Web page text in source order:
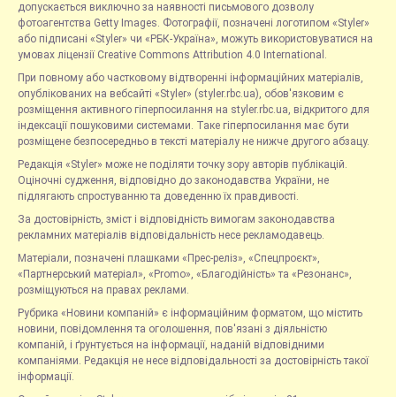
допускається виключно за наявності письмового дозволу
фотоагентства Getty Images. Фотографії, позначені логотипом «Styler»
або підписані «Styler» чи «РБК-Україна», можуть використовуватися на
умовах ліцензії Creative Commons Attribution 4.0 International.
При повному або частковому відтворенні інформаційних матеріалів,
опублікованих на вебсайті «Styler» (styler.rbc.ua), обов'язковим є
розміщення активного гіперпосилання на styler.rbc.ua, відкритого для
індексації пошуковими системами. Таке гіперпосилання має бути
розміщене безпосередньо в тексті матеріалу не нижче другого абзацу.
Редакція «Styler» може не поділяти точку зору авторів публікацій.
Оціночні судження, відповідно до законодавства України, не
підлягають спростуванню та доведенню їх правдивості.
За достовірність, зміст і відповідність вимогам законодавства
рекламних матеріалів відповідальність несе рекламодавець.
Матеріали, позначені плашками «Прес-реліз», «Спецпроєкт»,
«Партнерський матеріал», «Promo», «Благодійність» та «Резонанс»,
розміщуються на правах реклами.
Рубрика «Новини компаній» є інформаційним форматом, що містить
новини, повідомлення та оголошення, пов'язані з діяльністю
компаній, і ґрунтується на інформації, наданій відповідними
компаніями. Редакція не несе відповідальності за достовірність такої
інформації.